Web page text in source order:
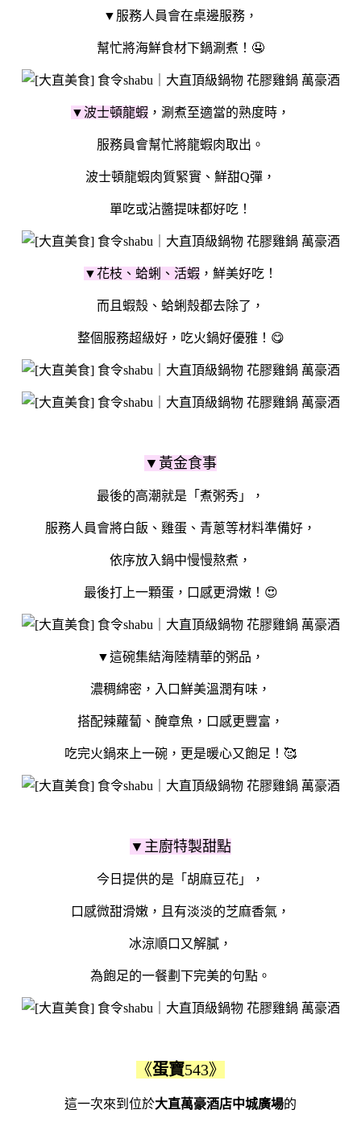
▼服務人員會在桌邊服務，
幫忙將海鮮食材下鍋涮煮！🤤
▼波士頓龍蝦 ，涮煮至適當的熟度時，
服務員會幫忙將龍蝦肉取出。
波士頓龍蝦肉質緊實、鮮甜Q彈，
單吃或沾醬提味都好吃！
▼花枝、蛤蜊、活蝦 ，鮮美好吃！
而且蝦殼、蛤蜊殼都去除了，
整個服務超級好，吃火鍋好優雅！😋
▼黃金食事
最後的高潮就是「煮粥秀」，
服務人員會將白飯、雞蛋、青蔥等材料準備好，
依序放入鍋中慢慢熬煮，
最後打上一顆蛋，口感更滑嫩！😍
▼這碗集結海陸精華的粥品，
濃稠綿密，入口鮮美溫潤有味，
搭配辣蘿蔔、醃章魚，口感更豐富，
吃完火鍋來上一碗，更是暖心又飽足！🥰
▼主廚特製甜點
今日提供的是「胡麻豆花」，
口感微甜滑嫩，且有淡淡的芝麻香氣，
冰涼順口又解膩，
為飽足的一餐劃下完美的句點。
《蛋寶543》
這一次來到位於大直萬豪酒店中城廣場的